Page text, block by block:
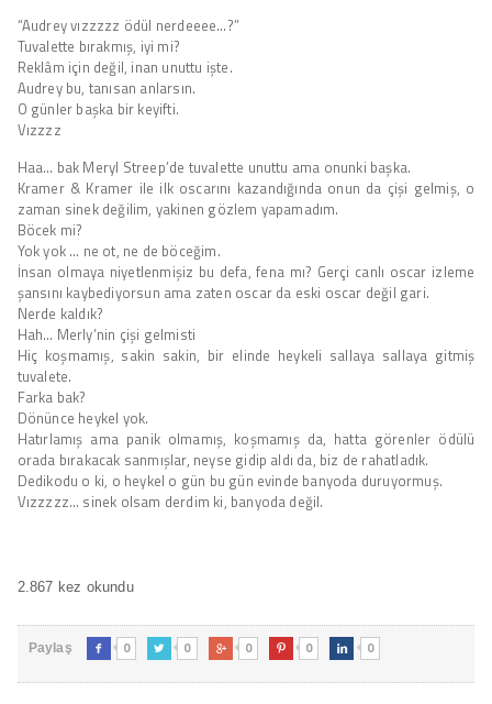
“Audrey vızzzzz ödül nerdeeee…?”
Tuvalette bırakmış, iyi mi?
Reklâm için değil, inan unuttu işte.
Audrey bu, tanısan anlarsın.
O günler başka bir keyifti.
Vızzzz
Haa… bak Meryl Streep’de tuvalette unuttu ama onunki başka.
Kramer & Kramer ile ilk oscarını kazandığında onun da çişi gelmiş, o
zaman sinek değilim, yakinen gözlem yapamadım.
Böcek mi?
Yok yok … ne ot, ne de böceğim.
İnsan olmaya niyetlenmişiz bu defa, fena mı? Gerçi canlı oscar izleme
şansını kaybediyorsun ama zaten oscar da eski oscar değil gari.
Nerde kaldık?
Hah… Merly’nin çişi gelmisti
Hiç koşmamış, sakin sakin, bir elinde heykeli sallaya sallaya gitmiş
tuvalete.
Farka bak?
Dönünce heykel yok.
Hatırlamış ama panik olmamış, koşmamış da, hatta görenler ödülü
orada bırakacak sanmışlar, neyse gidip aldı da, biz de rahatladık.
Dedikodu o ki, o heykel o gün bu gün evinde banyoda duruyormuş.
Vızzzzz… sinek olsam derdim ki, banyoda değil.
2.867 kez okundu
Paylaş  0  0  0  0  0